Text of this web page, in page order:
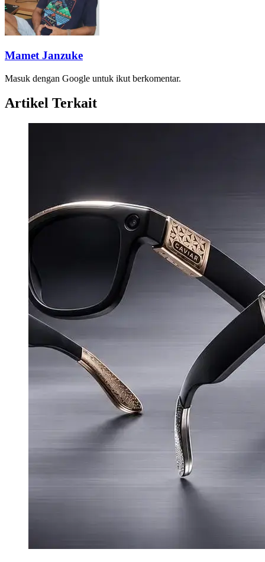
Mamet Janzuke
Masuk dengan Google untuk ikut berkomentar.
Artikel Terkait